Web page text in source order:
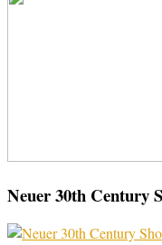
Neuer 30th Century